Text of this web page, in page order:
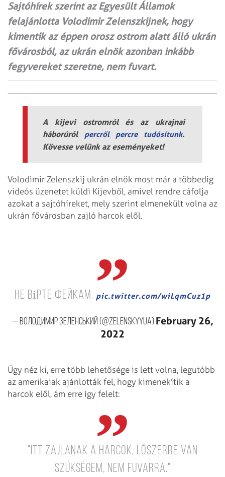
Sajtóhírek szerint az Egyesült Államok
felajánlotta Volodimir Zelenszkijnek, hogy
kimentik az éppen orosz ostrom alatt álló ukrán
fővárosból, az ukrán elnök azonban inkább
fegyvereket szeretne, nem fuvart.
A kijevi ostromról és az ukrajnai
háborúról percről percre tudósítunk.
Kövesse velünk az eseményeket!
Volodimir Zelenszkij ukrán elnök most már a többedig
videós üzenetet küldi Kijevből, amivel rendre cáfolja
azokat a sajtóhíreket, mely szerint elmenekült volna az
ukrán fővárosban zajló harcok elől.
Не вірте фейкам. pic.twitter.com/wiLqmCuz1p
— Володимир Зеленський (@ZelenskyyUa) February 26,
2022
Úgy néz ki, erre több lehetősége is lett volna, legutóbb
az amerikaiak ajánlották fel, hogy kimenekítik a
harcok elől, ám erre így felelt:
"Itt zajlanak a harcok, lőszerre van
szükségem, nem fuvarra."